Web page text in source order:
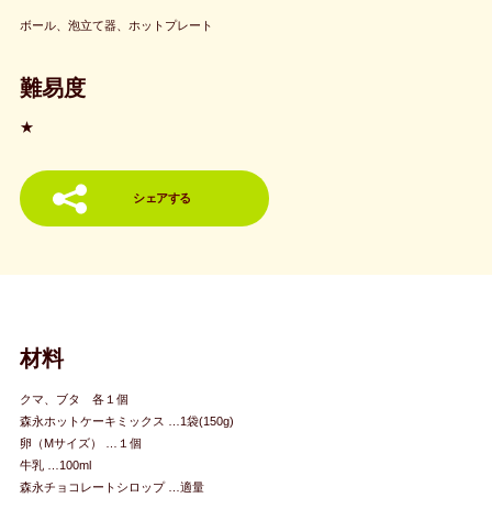
ボール、泡立て器、ホットプレート
難易度
★
シェアする
材料
クマ、ブタ 各１個
森永ホットケーキミックス …1袋(150g)
卵（Mサイズ） …１個
牛乳 …100ml
森永チョコレートシロップ …適量